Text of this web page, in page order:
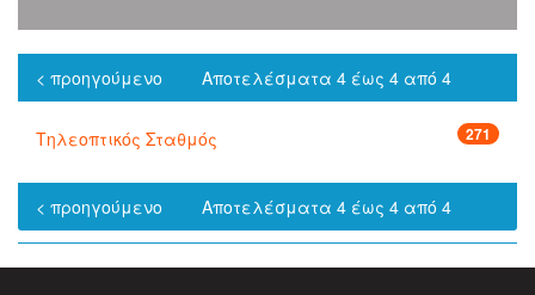
Αποτελέσματα 4 έως 4 από 4
< προηγούμενο
Τηλεοπτικός Σταθμός 271
Αποτελέσματα 4 έως 4 από 4
< προηγούμενο